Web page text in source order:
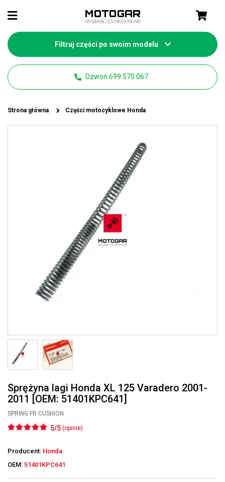
Filtruj części po swoim modelu
Dzwoń 699 570 067
Strona główna Części motocyklowe Honda
Sprężyna lagi Honda XL 125 Varadero 2001-
2011 [OEM: 51401KPC641]
SPRING FR CUSHION
5/5 (opinie)
Producent: Honda
OEM: 51401KPC641